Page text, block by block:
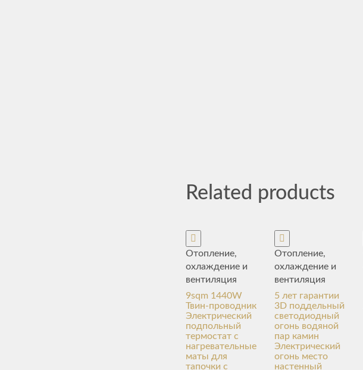
Related products
Отопление,
охлаждение и
вентиляция
9sqm 1440W
Твин-проводник
Электрический
подпольный
термостат с
нагревательные
маты для
тапочки с
Отопление,
охлаждение и
вентиляция
5 лет гарантии
3D поддельный
светодиодный
огонь водяной
пар камин
Электрический
огонь место
настенный